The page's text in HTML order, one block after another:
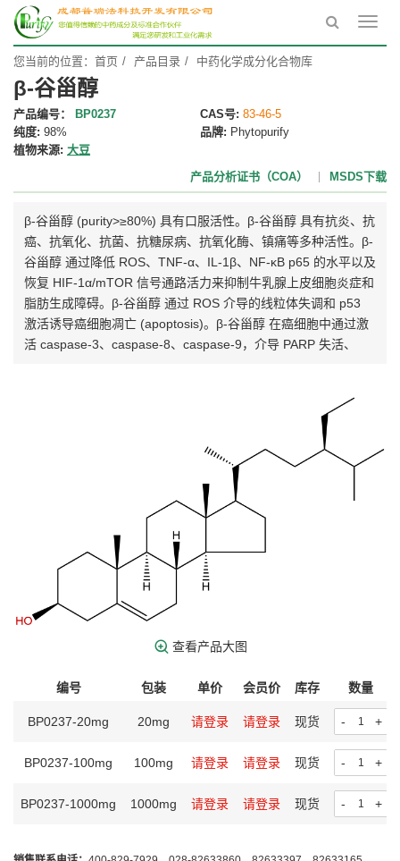
您当前的位置： 首页 产品目录 中药化学成分化合物库
β-谷甾醇
产品编号： BP0237 CAS号: 83-46-5
纯度: 98% 品牌: Phytopurify
植物来源: 大豆
产品分析证书（COA）
MSDS下载
β-谷甾醇 (purity>≥80%) 具有口服活性。β-谷甾醇 具有抗炎、抗
癌、抗氧化、抗菌、抗糖尿病、抗氧化酶、镇痛等多种活性。β-
谷甾醇 通过降低 ROS、TNF-α、IL-1β、NF-κB p65 的水平以及
恢复 HIF-1α/mTOR 信号通路活力来抑制牛乳腺上皮细胞炎症和
脂肪生成障碍。β-谷甾醇 通过 ROS 介导的线粒体失调和 p53
激活诱导癌细胞凋亡 (apoptosis)。β-谷甾醇 在癌细胞中通过激
活 caspase-3、caspase-8、caspase-9，介导 PARP 失活、
查看产品大图
编号 包装 单价 会员价 库存 数量
BP0237-20mg 20mg 请登录 请登录 现货 - +
BP0237-100mg 100mg 请登录 请登录 现货 - +
BP0237-1000mg 1000mg 请登录 请登录 现货 - +